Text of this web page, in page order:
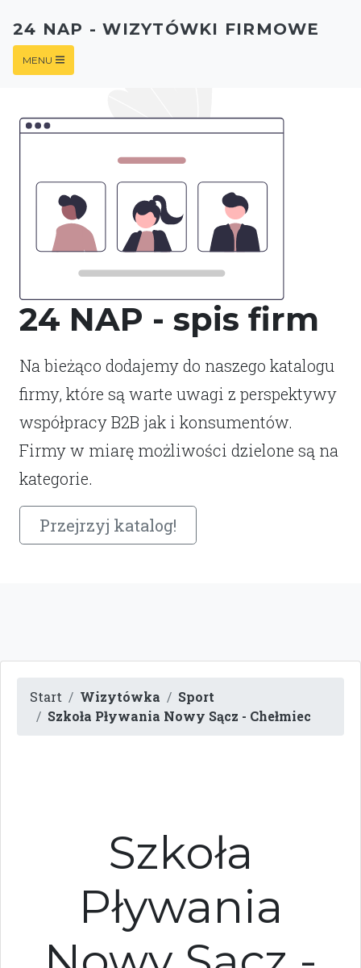
24 NAP - spis firm
Na bieżąco dodajemy do naszego katalogu
firmy, które są warte uwagi z perspektywy
współpracy B2B jak i konsumentów.
Firmy w miarę możliwości dzielone są na
kategorie.
Przejrzyj katalog!
24 NAP - WIZYTÓWKI FIRMOWE
MENU
Start Wizytówka
Sport
Szkoła Pływania Nowy Sącz - Chełmiec
Szkoła
Pływania